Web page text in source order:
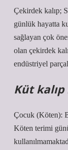
Çekirdek kalıp;
günlük hayatta
sağlayan çok
olan çekirdek
endüstriyel
Küt
Çocuk (Köten):
Köten terimi